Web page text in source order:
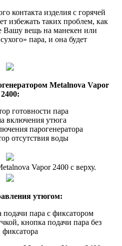
контакта изделия с горячей
избежать таких проблем, как
Вашу вещь на манекен или
пара, и она будет
Metalnova Vapor
2400:
готовности пара
включения утюга
парогенератора
отсутствия воды
Vapor 2400 с верху.
утюгом:
подачи пара с фиксатором
кнопка подачи пара без
фиксатора